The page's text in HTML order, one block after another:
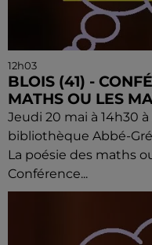
12h03
BLOIS (41) -
MATHS OU LES
Jeudi 20 mai à 14h30
bibliothèque Abbé-
La poésie des maths
Conférence...